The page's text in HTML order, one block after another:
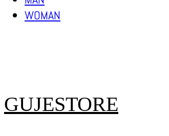
WOMAN
GUJESTORE